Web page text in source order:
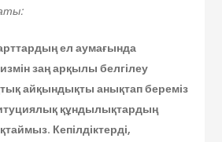
ел аумағында
заң арқылы белгілеу
айқындықты анықтап береміз
құндылықтардың
Кепілдіктерді,